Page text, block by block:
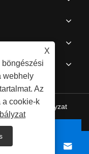
szabályzat
Outdoor
fenntartva.

X
webhely
Az
a cookie-k